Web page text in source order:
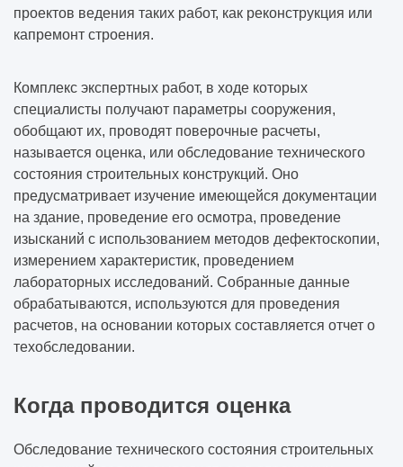
проектов ведения таких работ, как реконструкция или
капремонт строения.
Комплекс экспертных работ, в ходе которых
специалисты получают параметры сооружения,
обобщают их, проводят поверочные расчеты,
называется оценка, или обследование технического
состояния строительных конструкций. Оно
предусматривает изучение имеющейся документации
на здание, проведение его осмотра, проведение
изысканий с использованием методов дефектоскопии,
измерением характеристик, проведением
лабораторных исследований. Собранные данные
обрабатываются, используются для проведения
расчетов, на основании которых составляется отчет о
техобследовании.
Когда проводится оценка
Обследование технического состояния строительных